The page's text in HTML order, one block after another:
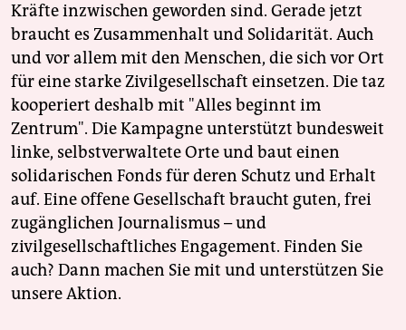
Kräfte inzwischen geworden sind. Gerade jetzt
braucht es Zusammenhalt und Solidarität. Auch
und vor allem mit den Menschen, die sich vor Ort
für eine starke Zivilgesellschaft einsetzen. Die taz
kooperiert deshalb mit "Alles beginnt im
Zentrum". Die Kampagne unterstützt bundesweit
linke, selbstverwaltete Orte und baut einen
solidarischen Fonds für deren Schutz und Erhalt
auf. Eine offene Gesellschaft braucht guten, frei
zugänglichen Journalismus – und
zivilgesellschaftliches Engagement. Finden Sie
auch? Dann machen Sie mit und unterstützen Sie
unsere Aktion.